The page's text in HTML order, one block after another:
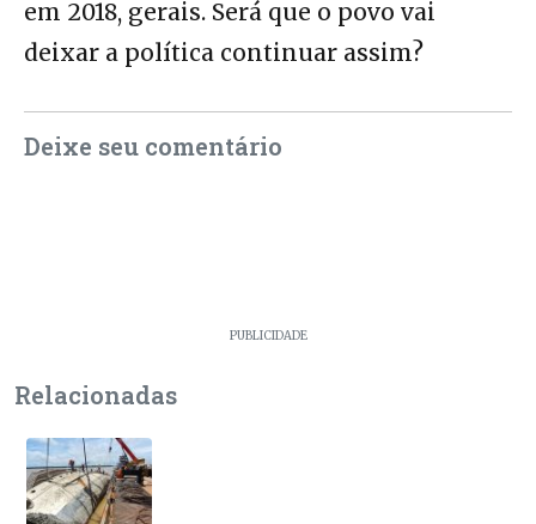
em 2018, gerais. Será que o povo vai
deixar a política continuar assim?
Deixe seu comentário
PUBLICIDADE
Relacionadas